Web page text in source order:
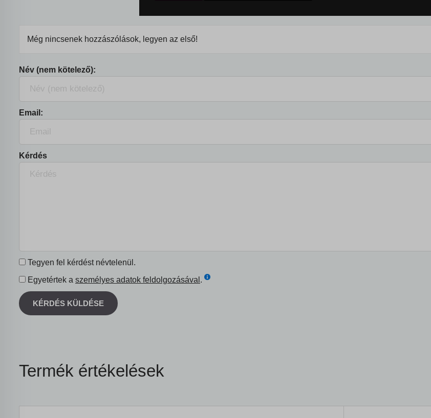
Még nincsenek hozzászólások, legyen az első!
Név (nem kötelező):
Email:
Kérdés
Tegyen fel kérdést névtelenül.
Egyetértek a személyes adatok feldolgozásával .
KÉRDÉS KÜLDÉSE
Termék értékelések